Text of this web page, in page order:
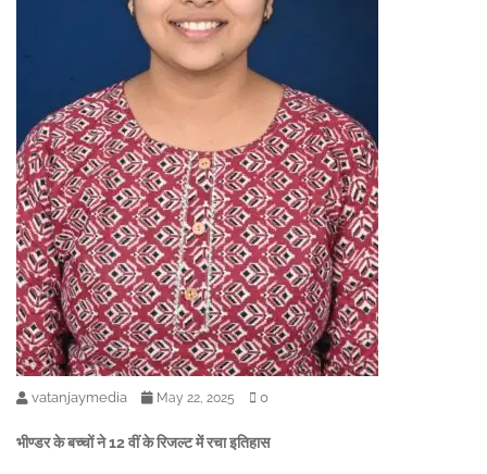
vatanjaymedia May 22, 2025 0
भीण्डर के बच्चों ने 12 वीं के रिजल्ट में रचा इतिहास